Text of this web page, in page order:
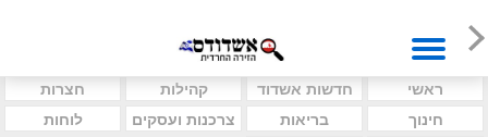
ראשי חדשות אשדוד קהילות
חצרות
חינוך
בריאות צרכנות ועסקים
לוחות